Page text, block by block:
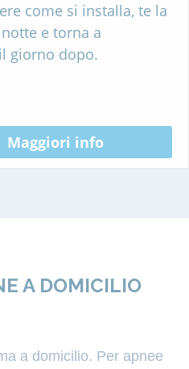
come si installa, te la
e torna a
giorno dopo.
Maggiori info
A DOMICILIO
a domicilio. Per apnee